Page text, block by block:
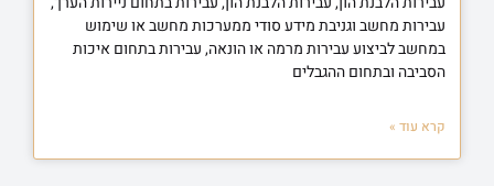
עבירות מחשב וגניבת מידע סודי ממערכות מחשב או שימוש
במחשב לביצוע עבירות מרמה או הונאה, עבירות בתחום איכות
הסביבה ובתחום ההגבלים
קרא עוד »